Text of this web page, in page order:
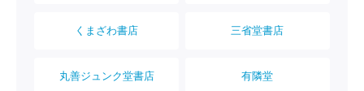
くまざわ書店 三省堂書店
丸善ジュンク堂書店 有隣堂